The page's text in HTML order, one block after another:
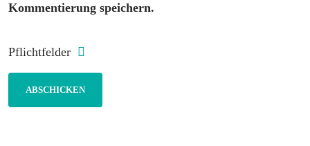
Kommentierung speichern.
Pflichtfelder